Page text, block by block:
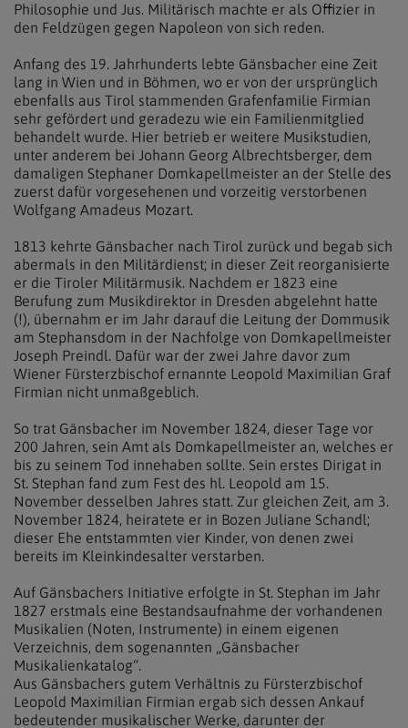
Philosophie und Jus. Militärisch machte er als Offizier in
den Feldzügen gegen Napoleon von sich reden.
Anfang des 19. Jahrhunderts lebte Gänsbacher eine Zeit
lang in Wien und in Böhmen, wo er von der ursprünglich
ebenfalls aus Tirol stammenden Grafenfamilie Firmian
sehr gefördert und geradezu wie ein Familienmitglied
behandelt wurde. Hier betrieb er weitere Musikstudien,
unter anderem bei Johann Georg Albrechtsberger, dem
damaligen Stephaner Domkapellmeister an der Stelle des
zuerst dafür vorgesehenen und vorzeitig verstorbenen
Wolfgang Amadeus Mozart.
1813 kehrte Gänsbacher nach Tirol zurück und begab sich
abermals in den Militärdienst; in dieser Zeit reorganisierte
er die Tiroler Militärmusik. Nachdem er 1823 eine
Berufung zum Musikdirektor in Dresden abgelehnt hatte
(!), übernahm er im Jahr darauf die Leitung der Dommusik
am Stephansdom in der Nachfolge von Domkapellmeister
Joseph Preindl. Dafür war der zwei Jahre davor zum
Wiener Fürsterzbischof ernannte Leopold Maximilian Graf
Firmian nicht unmaßgeblich.
So trat Gänsbacher im November 1824, dieser Tage vor
200 Jahren, sein Amt als Domkapellmeister an, welches er
bis zu seinem Tod innehaben sollte. Sein erstes Dirigat in
St. Stephan fand zum Fest des hl. Leopold am 15.
November desselben Jahres statt. Zur gleichen Zeit, am 3.
November 1824, heiratete er in Bozen Juliane Schandl;
dieser Ehe entstammten vier Kinder, von denen zwei
bereits im Kleinkindesalter verstarben.
Auf Gänsbachers Initiative erfolgte in St. Stephan im Jahr
1827 erstmals eine Bestandsaufnahme der vorhandenen
Musikalien (Noten, Instrumente) in einem eigenen
Verzeichnis, dem sogenannten „Gänsbacher
Musikalienkatalog“.
Aus Gänsbachers gutem Verhältnis zu Fürsterzbischof
Leopold Maximilian Firmian ergab sich dessen Ankauf
bedeutender musikalischer Werke, darunter der